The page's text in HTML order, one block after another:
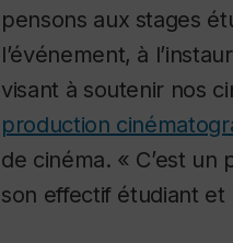
pensons aux stages
l’événement, à
visant à soutenir nos
production
de cinéma. « C’est
son effectif étudiant